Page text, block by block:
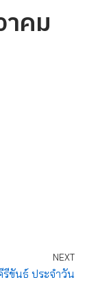
คม
NEXT
ขันธ์ ประจำวัน